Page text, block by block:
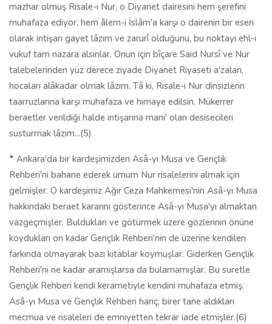
mazhar olmuş Risale-i Nur, o Diyanet dairesini hem şerefini
muhafaza ediyor, hem âlem-i İslâm'a karşı o dairenin bir eseri
olarak intişarı gayet lâzım ve zarurî olduğunu, bu noktayı ehl-i
vukuf tam nazara alsınlar. Onun için bîçare Said Nursî ve Nur
talebelerinden yüz derece ziyade Diyanet Riyaseti a'zaları,
hocaları alâkadar olmak lâzım. Tâ ki, Risale-i Nur dinsizlerin
taarruzlarına karşı muhafaza ve himaye edilsin. Mükerrer
beraetler verildiği halde intişarına mani' olan desisecileri
susturmak lâzım...(5)
* Ankara'da bir kardeşimizden Asâ-yı Musa ve Gençlik
Rehberi'ni bahane ederek umum Nur risalelerini almak için
gelmişler. O kardeşimiz Ağır Ceza Mahkemesi'nin Asâ-yı Musa
hakkındaki beraet kararını gösterince Asâ-yı Musa'yı almaktan
vazgeçmişler. Buldukları ve götürmek üzere gözlerinin önüne
koydukları on kadar Gençlik Rehberi'nin de üzerine kendileri
farkında olmayarak bazı kitablar koymuşlar. Giderken Gençlik
Rehberi'ni ne kadar aramışlarsa da bulamamışlar. Bu suretle
Gençlik Rehberi kendi kerametiyle kendini muhafaza etmiş.
Asâ-yı Musa ve Gençlik Rehberi hariç; birer tane aldıkları
mecmua ve risaleleri de emniyetten tekrar iade etmişler.(6)